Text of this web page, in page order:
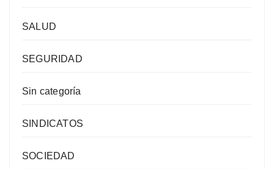
SALUD
SEGURIDAD
Sin categoría
SINDICATOS
SOCIEDAD